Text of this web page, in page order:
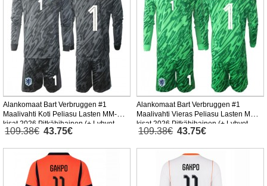
Alankomaat Bart Verbruggen #1
Maalivahti Koti Peliasu Lasten MM-
kisat 2026 Pitkähihainen (+ Lyhyet
housut)
109.38€ 43.75€
Alankomaat Bart Verbruggen #1
Maalivahti Vieras Peliasu Lasten MM-
kisat 2026 Pitkähihainen (+ Lyhyet
housut)
109.38€ 43.75€